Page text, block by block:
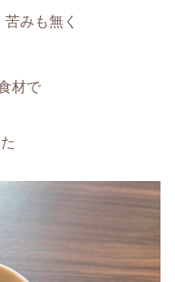
みも無く
材で